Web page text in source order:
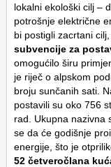
lokalni ekološki cilj –
potrošnje električne
bi postigli zacrtani
subvencije za
omogućilo širu
je riječ o alpskom
broju sunčanih sati.
postavili su oko 756
rad. Ukupna nazivna
se da će godišnje
energije, što je
52 četveročlana